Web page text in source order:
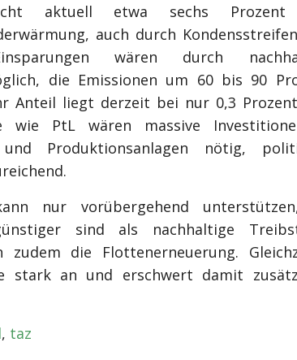
aktuell etwa sechs
auch durch
wären durch
die Emissionen um 60 bis 90
Anteil liegt derzeit bei nur 0,3
wie PtL wären massive
Produktionsanlagen nötig,
nur vorübergehend
sind als nachhaltige
zudem die Flottenerneuerung.
stark an und erschwert damit
, taz